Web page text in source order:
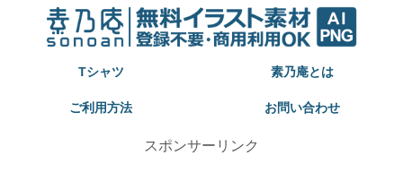
Tシャツ 素乃庵とは
ご利用方法 お問い合わせ
スポンサーリンク